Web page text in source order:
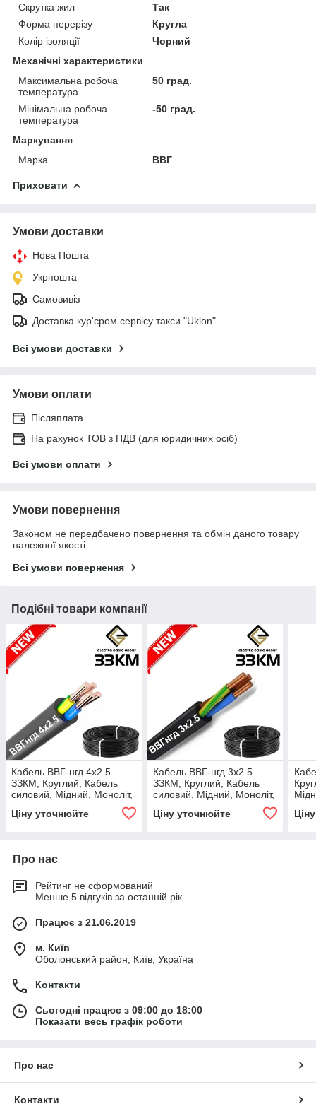
Скрутка жил
Так
Форма перерізу
Кругла
Колір ізоляції
Чорний
Механічні характеристики
Максимальна робоча
температура
50 град.
Мінімальна робоча
температура
-50 град.
Маркування
Марка
ВВГ
Приховати
Умови доставки
Нова Пошта
Укрпошта
Самовивіз
Доставка кур'єром сервісу такси "Uklon"
Всі умови доставки
Умови оплати
Післяплата
На рахунок ТОВ з ПДВ (для юридичних осіб)
Всі умови оплати
Умови повернення
Законом не передбачено повернення та обмін даного товару
належної якості
Всі умови повернення
Подібні товари компанії
Кабель ВВГ-нгд 4х2.5
ЗЗКМ, Круглий, Кабель
силовий, Мідний, Моноліт,
прокладення
Ціну уточнюйте
Кабель ВВГ-нгд 3х2.5
ЗЗКМ, Круглий, Кабель
силовий, Мідний, Моноліт,
прокладення
Ціну уточнюйте
Про нас
Рейтинг не сформований
Менше 5 відгуків за останній рік
Працює з 21.06.2019
м. Київ
Оболонський район, Київ, Україна
Контакти
Сьогодні працює з 09:00 до 18:00
Показати весь графік роботи
Про нас
Контакти